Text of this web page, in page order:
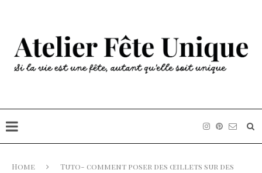
Home
Tuto- comment poser des œillets sur des